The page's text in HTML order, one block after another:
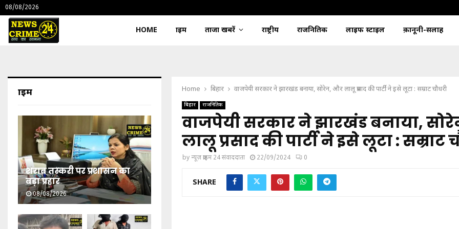
08/08/2026
HOME क्राइम ताजा खबरें राष्ट्रीय राजनितिक लाइफ स्टाइल क़ानूनी-सलाह
Home बिहार वाजपेयी सरकार ने झारखंड बनाया, सोरेन, और लालू प्रसाद की पार्टी ने इसे लूटा : सम्राट चौधरी
बिहार राजनितिक
वाजपेयी सरकार ने झारखंड बनाया,
लालू प्रसाद की पार्टी ने इसे लूटा : सम्राट
byन्यूज़ क्राइम 24 संवाददाता 22/09/2024 0
SHARE
क्राइम
शराब तस्करी पर प्रशासन का
बड़ा प्रहार
08/08/2026